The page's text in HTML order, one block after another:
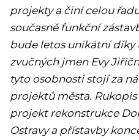
projekty a činí celou
současně funkční
bude letos unikátní
zvučných jmen Evy
tyto osobnosti stojí za
projektů města. Rukopis
projekt rekonstrukce
Ostravy a přístavby